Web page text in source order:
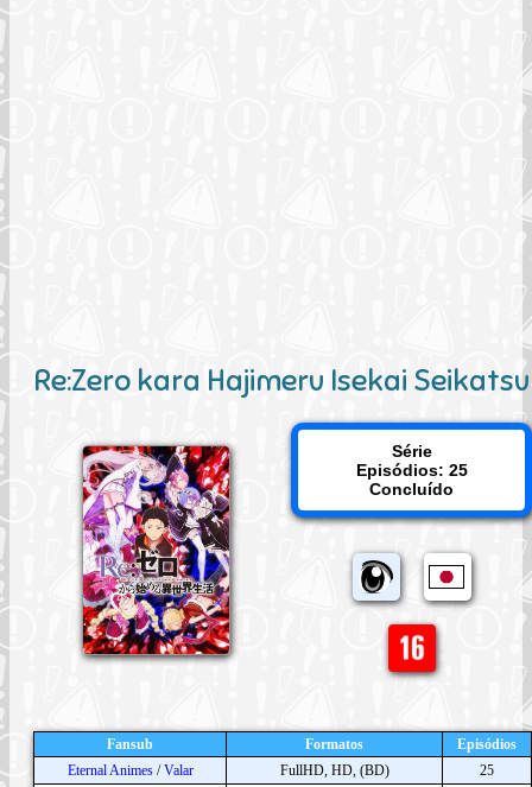
Re:Zero kara Hajimeru Isekai Seikatsu
Série
Episódios: 25
Concluído
Fansub Formatos
Episódios
Eternal Animes/Valar FullHD, HD, (BD)
25